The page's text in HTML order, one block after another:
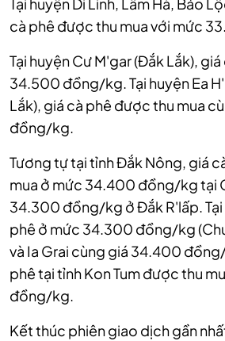
Tại huyện Di Linh, Lâm Hà, Bảo
cà phê được thu mua với mức
Tại huyện Cư M'gar (Đắk Lắk),
34.500 đồng/kg. Tại huyện Ea
Lắk), giá cà phê được thu mua
đồng/kg.
Tương tự tại tỉnh Đắk Nông, giá
mua ở mức 34.400 đồng/kg tại
34.300 đồng/kg ở Đắk R'lấp. Tại
phê ở mức 34.300 đồng/kg
và Ia Grai cùng giá 34.400
phê tại tỉnh Kon Tum được thu
đồng/kg.
Kết thúc phiên giao dịch gần